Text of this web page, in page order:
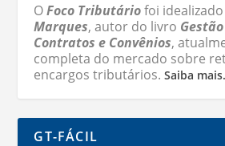
OFoco Tributáriofoi
Marques, autor do livro
Contratos e Convênios,
completa do mercado sobre
encargos tributários.Saiba
GT-FÁCIL